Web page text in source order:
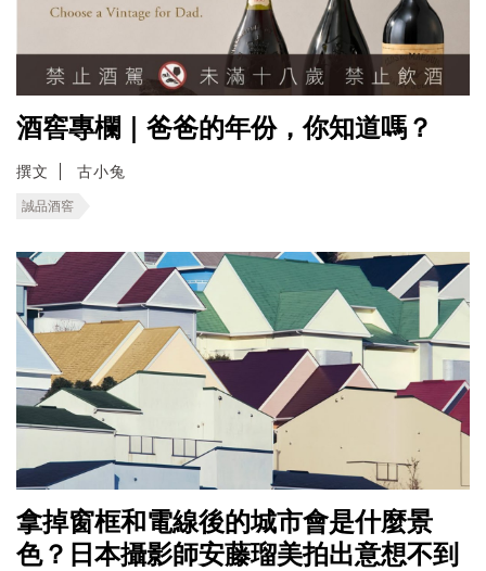
酒窖專欄｜爸爸的年份，你知道嗎？
撰文 古小兔
誠品酒窖
拿掉窗框和電線後的城市會是什麼景
色？日本攝影師安藤瑠美拍出意想不到